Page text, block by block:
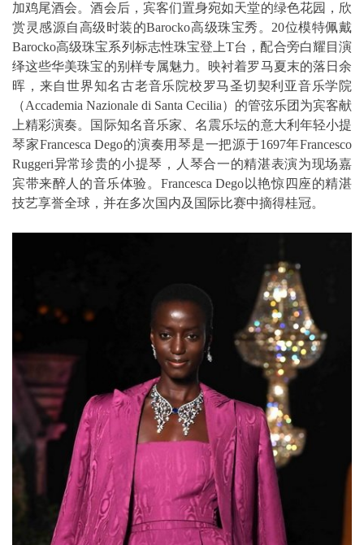
加鸡尾酒会。酒会后，宾客们置身宛如天堂的绿色花园，欣
赏灵感源自高级时装的Barocko高级珠宝秀。20位模特佩戴
Barocko高级珠宝系列标志性珠宝登上T台，配合旁白耀目演
绎这些华美珠宝的别样专属魅力。映衬着罗马夏末的落日余
晖，来自世界知名古老音乐院校罗马圣切契利亚音乐学院
（Accademia Nazionale di Santa Cecilia）的管弦乐团为宾客献
上精彩演奏。国际知名音乐家、名震乐坛的意大利年轻小提
琴家Francesca Dego的演奏用琴是一把源于1697年Francesco
Ruggeri异常珍贵的小提琴，人琴合一的精湛表演为现场嘉
宾带来醉人的音乐体验。Francesca Dego以艳惊四座的精湛
技艺享誉全球，并在多次国内及国际比赛中摘得桂冠。